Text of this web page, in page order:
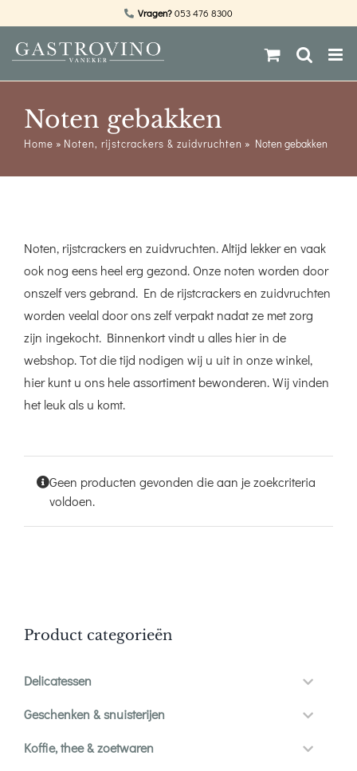
inhoud
Vragen?053 476 8300
Noten gebakken
Home » Noten, rijstcrackers & zuidvruchten » Noten gebakken
Noten, rijstcrackers en zuidvruchten. Altijd lekker en vaak
ook nog eens heel erg gezond. Onze noten worden door
onszelf vers gebrand. En de rijstcrackers en zuidvruchten
worden veelal door ons zelf verpakt nadat ze met zorg
zijn ingekocht. Binnenkort vindt u alles hier in de
webshop. Tot die tijd nodigen wij u uit in onze winkel,
hier kunt u ons hele assortiment bewonderen. Wij vinden
het leuk als u komt.
Geen producten gevonden die aan je zoekcriteria
voldoen.
Product categorieën
Delicatessen
Geschenken & snuisterijen
Koffie, thee & zoetwaren